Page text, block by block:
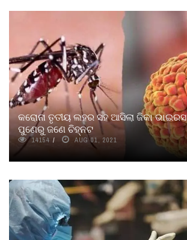
କରୋନା ତୃତୀୟ ଲହର ସହ ଆସିଲା ଜିକା
ପୁଣେରୁ ଜଣେ ଚିହ୍ନଟ
14154 AUG 01, 2021